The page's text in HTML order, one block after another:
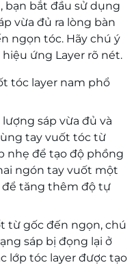
bạn bắt đầu sử dụng
vừa đủ ra lòng bàn
ngọn tóc. Hãy chú ý
ứng Layer rõ nét.
tóc layer nam phổ
sáp vừa đủ và
tay vuốt tóc từ
nhẹ để tạo độ phồng
ngón tay vuốt một
để tăng thêm độ tự
từ gốc đến ngọn, chú
sáp bị đọng lại ở
lớp tóc layer được tạo